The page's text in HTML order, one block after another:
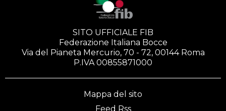
SITO UFFICIALE FIB
Federazione Italiana Bocce
Via del Pianeta Mercurio, 70 - 72, 00144 Roma
P.IVA 00855871000
Mappa del sito
Feed Rss